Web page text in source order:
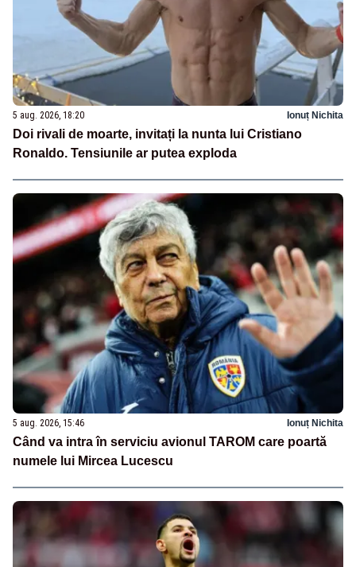
5 aug. 2026, 18:20 Ionuț Nichita
Doi rivali de moarte, invitați la nunta lui Cristiano
Ronaldo. Tensiunile ar putea exploda
5 aug. 2026, 15:46 Ionuț Nichita
Când va intra în serviciu avionul TAROM care poartă
numele lui Mircea Lucescu